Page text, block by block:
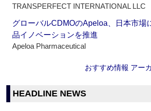
TRANSPERFECT INTERNATIONAL LLC
グローバルCDMOのApeloa、日本市場
品イノベーションを推進
Apeloa Pharmaceutical
おすすめ情報 アー
HEADLINE NEWS